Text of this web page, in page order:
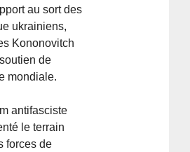
au sort des
ukrainiens,
Kononovitch
de
mondiale.
antifasciste
le terrain
forces de